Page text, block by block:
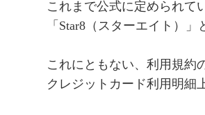
これまで公式に定められて
「Star8（スターエイト）
これにともない、利用規約
クレジットカード利用明細